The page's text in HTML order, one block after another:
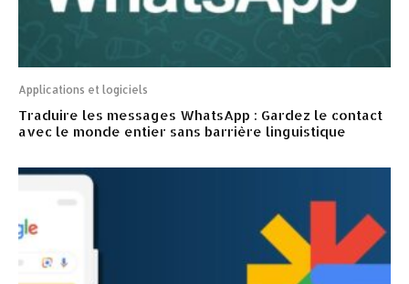
Applications et logiciels
Traduire les messages WhatsApp : Gardez le contact
avec le monde entier sans barrière linguistique